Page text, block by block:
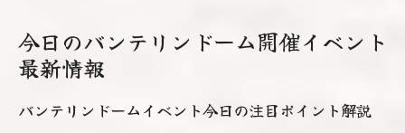
今日利用できるバンテリンドームイベント
サービス
バンテリンドーム今日の混雑状況と快適な
今日のバンテリンドーム開催イベント
最新情報
バンテリンドームイベント今日の注目ポイント解説